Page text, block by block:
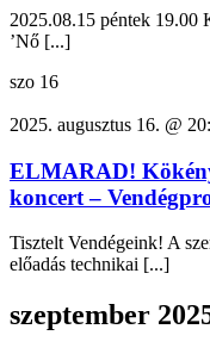
2025.08.15 péntek 19.00
’Nő [...]
szo 16
2025. augusztus 16. @
ELMARAD!
koncert –
Tisztelt Vendégeink! A
előadás technikai [...]
szeptember